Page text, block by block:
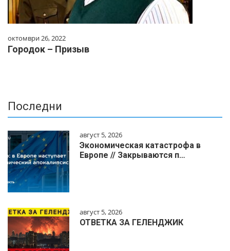
октомври 26, 2022
Городок – Призыв
Последни
август 5, 2026
Экономическая катастрофа в
Европе // Закрываются п…
август 5, 2026
ОТВЕТКА ЗА ГЕЛЕНДЖИК